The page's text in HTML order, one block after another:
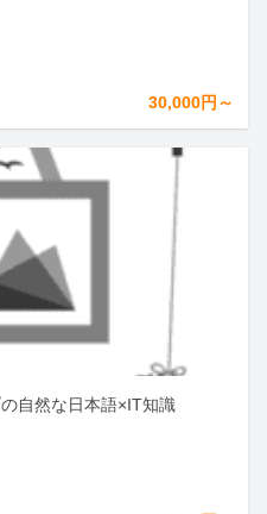
30,000円～
自然な日本語×IT知識